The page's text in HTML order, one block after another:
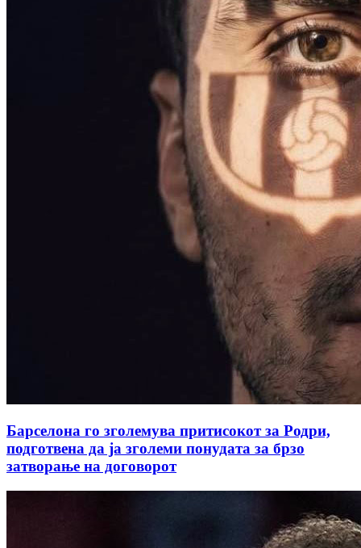
Барселона го зголемува притисокот за Родри,
подготвена да ја зголеми понудата за брзо
затворање на договорот